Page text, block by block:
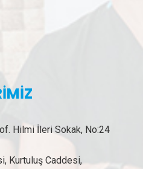
Hilmi İleri Sokak, No:24
Kurtuluş Caddesi,